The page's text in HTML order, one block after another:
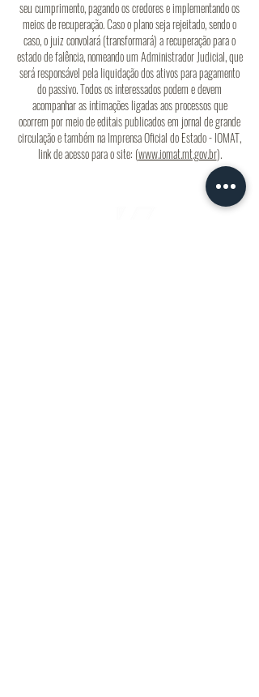
seu cumprimento, pagando os credores e implementando os
meios de recuperação. Caso o plano seja rejeitado, sendo o
caso, o juiz convolará (transformará) a recuperação para o
estado de falência, nomeando um Administrador Judicial, que
será responsável pela liquidação dos ativos para pagamento
do passivo. Todos os interessados podem e devem
acompanhar as intimações ligadas aos processos que
ocorrem por meio de editais publicados em jornal de grande
circulação e também na Imprensa Oficial do Estado - IOMAT,
link de acesso para o site: (www.iomat.mt.gov.br).